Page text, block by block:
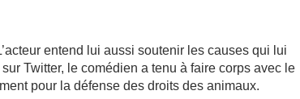
entend lui aussi soutenir les causes qui lui
Twitter, le comédien a tenu à faire corps avec le
pour la défense des droits des animaux.